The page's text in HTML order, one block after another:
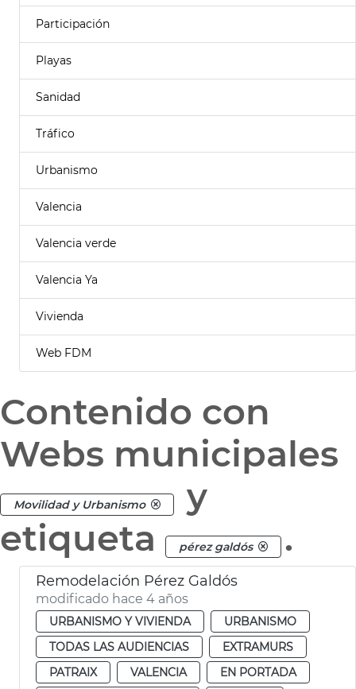
Participación
Playas
Sanidad
Tráfico
Urbanismo
Valencia
Valencia verde
Valencia Ya
Vivienda
Web FDM
Contenido con
Webs municipales
Movilidad y Urbanismo
y
etiqueta
pérez galdós .
Remodelación Pérez Galdós
modificado hace 4 años
URBANISMO Y VIVIENDA
URBANISMO
TODAS LAS AUDIENCIAS
EXTRAMURS
PATRAIX
VALENCIA
EN PORTADA